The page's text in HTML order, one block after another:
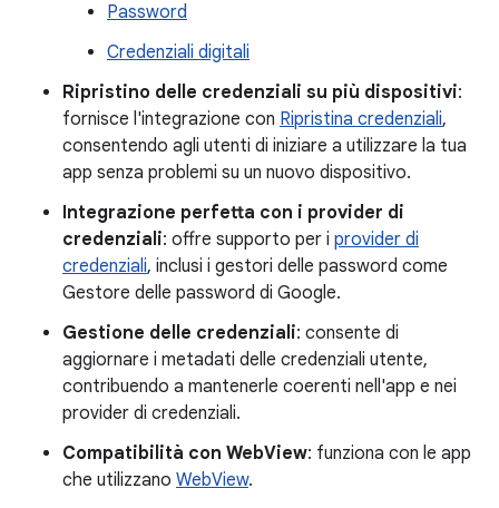
Password
Credenziali digitali
Ripristino delle credenziali su più dispositivi:
fornisce l'integrazione con Ripristina credenziali,
consentendo agli utenti di iniziare a utilizzare la tua
app senza problemi su un nuovo dispositivo.
Integrazione perfetta con i provider di
credenziali: offre supporto per i provider di
credenziali, inclusi i gestori delle password come
Gestore delle password di Google.
Gestione delle credenziali: consente di
aggiornare i metadati delle credenziali utente,
contribuendo a mantenerle coerenti nell'app e nei
provider di credenziali.
Compatibilità con WebView: funziona con le app
che utilizzano WebView.